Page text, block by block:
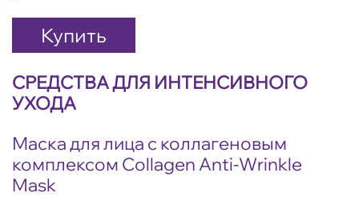
Купить
СРЕДСТВА ДЛЯ ИНТЕНСИВНОГО
УХОДА
Маска для лица с коллагеновым
комплексом Collagen Anti-Wrinkle
Mask